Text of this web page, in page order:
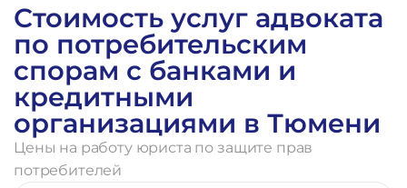
Стоимость услуг адвоката
по потребительским
спорам с банками и
кредитными
организациями в Тюмени
Цены на работу юриста по защите прав
потребителей